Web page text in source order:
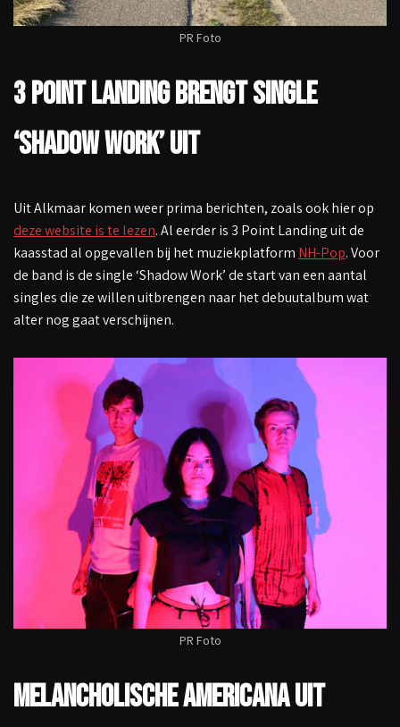
PR Foto
3 Point Landingbrengt single
‘Shadow Work’ uit
Uit Alkmaar komen weer prima berichten, zoals ook hier op
deze website is te lezen. Al eerder is 3 Point Landing uit de
kaasstad al opgevallen bij het muziekplatform NH-Pop. Voor
de band is de single ‘Shadow Work’ de start van een aantal
singles die ze willen uitbrengen naar het debuutalbum wat
alter nog gaat verschijnen.
PR Foto
Melancholische americana uit